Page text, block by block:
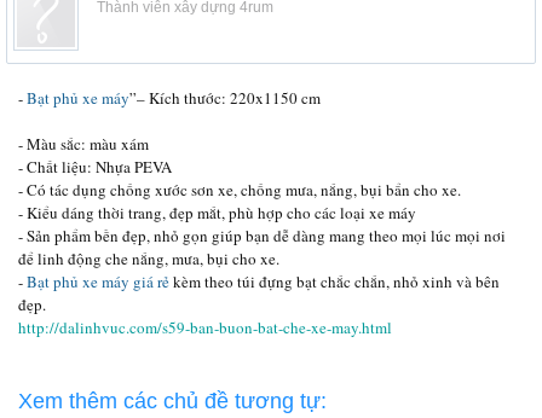
Thành viên xây dựng 4rum
-Bạt phủ xe máy”– Kích thước: 220x1150 cm
- Màu sắc: màu xám
- Chất liệu: Nhựa PEVA
- Có tác dụng chống xước sơn xe, chống mưa, nắng, bụi bẩn cho xe.
- Kiểu dáng thời trang, đẹp mắt, phù hợp cho các loại xe máy
- Sản phẩm bền đẹp, nhỏ gọn giúp bạn dễ dàng mang theo mọi lúc mọi nơi
để linh động che nắng, mưa, bụi cho xe.
-Bạt phủ xe máy giá rẻkèm theo túi đựng bạt chắc chắn, nhỏ xinh và bên
đẹp.
http://dalinhvuc.com/s59-ban-buon-bat-che-xe-may.html
Xem thêm các chủ đề tương tự: